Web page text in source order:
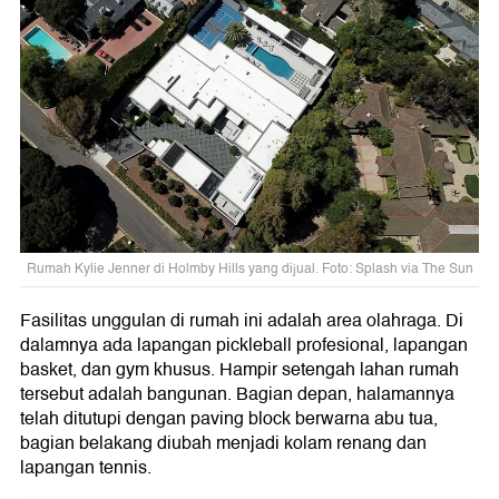
Rumah Kylie Jenner di Holmby Hills yang dijual. Foto: Splash via The Sun
Fasilitas unggulan di rumah ini adalah area olahraga. Di
dalamnya ada lapangan pickleball profesional, lapangan
basket, dan gym khusus. Hampir setengah lahan rumah
tersebut adalah bangunan. Bagian depan, halamannya
telah ditutupi dengan paving block berwarna abu tua,
bagian belakang diubah menjadi kolam renang dan
lapangan tennis.